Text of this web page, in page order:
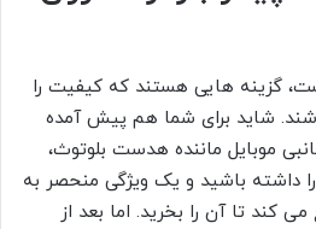
گزینه هایی هستند که کیفیت را
شاید برای شما هم پیش آمده
موبایل ماننده هدست بلوتوث،
را داشته باشید و یک ویژگی منحصر به
کند تا آن را بخرید. اما بعد از